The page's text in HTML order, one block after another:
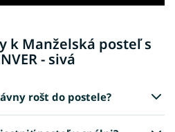
k Manželská posteľ s
- sivá
rošt do postele?